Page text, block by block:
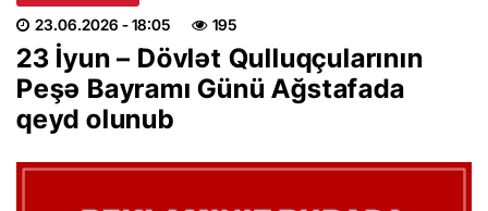
23.06.2026 - 18:05 195
23 İyun – Dövlət Qulluqçularının
Peşə Bayramı Günü Ağstafada
qeyd olunub